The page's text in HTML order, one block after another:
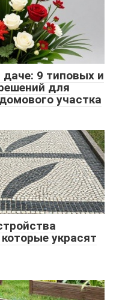
9 типовых и
для
участка
украсят